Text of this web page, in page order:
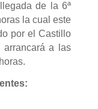
de la 6ª
la cual este
por el Castillo
a las